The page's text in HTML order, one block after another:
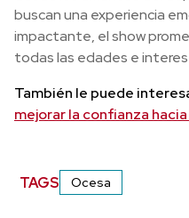
buscan una experiencia
impactante, el show
todas las edades e
También le puede
mejorar la confianza
TAGS Ocesa